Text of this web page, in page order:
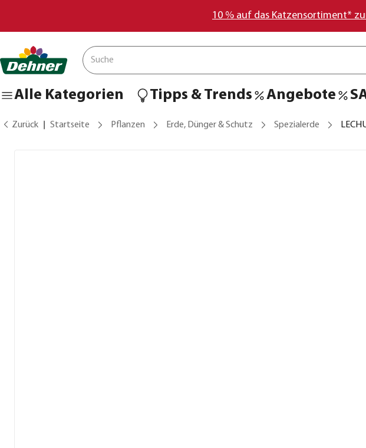
10 % auf das Katzensortiment*
Alle Kategorien Tipps & Trends Angebote
Zurück Startseite Pflanzen Erde, Dünger & Schutz Spezialerde